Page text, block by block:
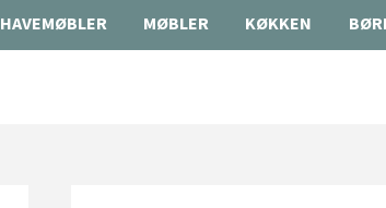
HAVEMØBLER MØBLER KØKKEN